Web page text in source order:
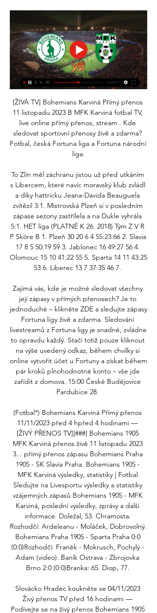
[ŽIVÁ TV] Bohemians Karviná Přímý přenos
11 listopadu 2023 B MFK Karviná fotbal TV,
live online přímý přenos, stream . Kde
sledovat sportovní přenosy živě a zdarma?
Fotbal, česká Fortuna liga a Fortuna národní
liga.
To Zlín měl záchranu jistou už před utkáním
s Libercem, které navíc moravský klub zvládl
a díky hattricku Jeana-Davida Beauguela
zvítězil 3:1. Mistrovská Plzeň si v posledním
zápase sezony zastřílela a na Dukle vyhrála
5:1. HET liga (PLATNÉ K 26. 2018) Tým Z V R
P Skóre B 1. Plzeň 30 20 6 4 55:23 66 2. Slavia
17 8 5 50:19 59 3. Jablonec 16 49:27 56 4.
Olomouc 15 10 41:22 55 5. Sparta 14 11 43:25
53 6. Liberec 13 7 37:35 46 7.
Zajímá vás, kde je možné sledovat všechny
její zápasy v přímých přenosech? Je to
jednoduché – klikněte ZDE a sledujte zápasy
Fortuna ligy živě a zdarma. Sledování
livestreamů z Fortuna ligy je snadné, zvládne
to opravdu každý. Stačí totiž pouze kliknout
na výše uvedený odkaz, během chvilky si
online vytvořit účet u Fortuny a získat během
pár kroků plnohodnotné konto – vše jde
zařídit z domova. 15:00 České Budějovice
Pardubice 28.
(Fotbal*) Bohemians Karviná Přímý přenos
11/11/2023 před 4 hpřed 4 hodinami —
[ŽIVÝ PŘENOS TV]]###] Bohemians 1905
MFK Karviná přenos živě 11 listopadu 2023
3... přímý přenos zápasu Bohemians Praha
1905 - SK Slavia Praha. Bohemians 1905 -
MFK Karviná výsledky, statistiky | Fotbal
Sledujte na Livesportu výsledky a statistiky
vzájemných zápasů Bohemians 1905 - MFK
Karviná, poslední výsledky, zprávy a další
informace. Doležal, 53. Chramosta.
Rozhodčí: Ardeleanu - Moláček, Dobrovolný.
Bohemians Praha 1905 - Sparta Praha 0:0
(0:0)Rozhodčí: Franěk - Mokrusch, Pochylý -
Adam (video). Baník Ostrava - Zbrojovka
Brno 2:0 (0:0)Branka: 65. Diop, 77.
Slovácko Hradec koukněte se 04/11/2023
Živý přenos TV před 16 hodinami —
Podívejte se na živý přenos Bohemians 1905